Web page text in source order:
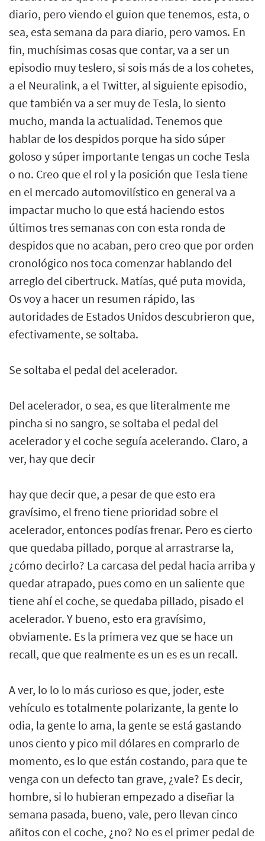
diario, pero viendo el guion que tenemos, esta, o
sea, esta semana da para diario, pero vamos. En
fin, muchísimas cosas que contar, va a ser un
episodio muy teslero, si sois más de a los cohetes,
a el Neuralink, a el Twitter, al siguiente episodio,
que también va a ser muy de Tesla, lo siento
mucho, manda la actualidad. Tenemos que
hablar de los despidos porque ha sido súper
goloso y súper importante tengas un coche Tesla
o no. Creo que el rol y la posición que Tesla tiene
en el mercado automovilístico en general va a
impactar mucho lo que está haciendo estos
últimos tres semanas con con esta ronda de
despidos que no acaban, pero creo que por orden
cronológico nos toca comenzar hablando del
arreglo del cibertruck. Matías, qué puta movida,
Os voy a hacer un resumen rápido, las
autoridades de Estados Unidos descubrieron que,
efectivamente, se soltaba.
Se soltaba el pedal del acelerador.
Del acelerador, o sea, es que literalmente me
pincha si no sangro, se soltaba el pedal del
acelerador y el coche seguía acelerando. Claro, a
ver, hay que decir
hay que decir que, a pesar de que esto era
gravísimo, el freno tiene prioridad sobre el
acelerador, entonces podías frenar. Pero es cierto
que quedaba pillado, porque al arrastrarse la,
¿cómo decirlo? La carcasa del pedal hacia arriba y
quedar atrapado, pues como en un saliente que
tiene ahí el coche, se quedaba pillado, pisado el
acelerador. Y bueno, esto era gravísimo,
obviamente. Es la primera vez que se hace un
recall, que que realmente es un es es un recall.
A ver, lo lo lo más curioso es que, joder, este
vehículo es totalmente polarizante, la gente lo
odia, la gente lo ama, la gente se está gastando
unos ciento y pico mil dólares en comprarlo de
momento, es lo que están costando, para que te
venga con un defecto tan grave, ¿vale? Es decir,
hombre, si lo hubieran empezado a diseñar la
semana pasada, bueno, vale, pero llevan cinco
añitos con el coche, ¿no? No es el primer pedal de